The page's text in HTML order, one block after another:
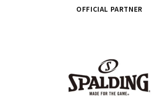
OFFICIAL PARTNER